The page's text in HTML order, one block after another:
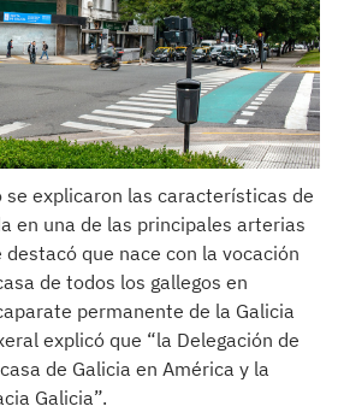
explicaron las características de
en una de las principales arterias
destacó que nace con la vocación
de todos los gallegos en
permanente de la Galicia
explicó que “la Delegación de
de Galicia en América y la
Galicia”.